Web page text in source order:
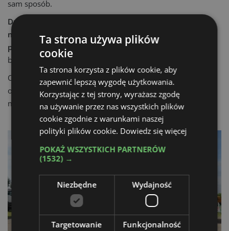
sam sposób.
Dzięki nowemu wysięgnikowi i bębnowi o pojemności 9
m³, Magnum Metro był znakomitą propozycją w
przypadku niewielkich prac
. W kolejnych latach wysięgniki
były aktualizowane i modyfikowane.
Ostatnia z tych modyfikacji zaowocowała najdłuższym
obecnie wysięgnikiem montowanym przez CIFA na pompie
mieszającej – o długości 32 m.
Ta strona używa plików
cookie
Ta strona korzysta z plików cookie, aby
zapewnić lepszą wygodę użytkowania.
Korzystając z tej strony, wyrażasz zgodę
na używanie przez nas wszystkich plików
cookie zgodnie z warunkami naszej
polityki plików cookie. Dowiedz się więcej
POKAŻ WSZYSTKICH PARTNERÓW
(1532) →
Niezbędne Wydajność
Targetowanie Funkcjonalność